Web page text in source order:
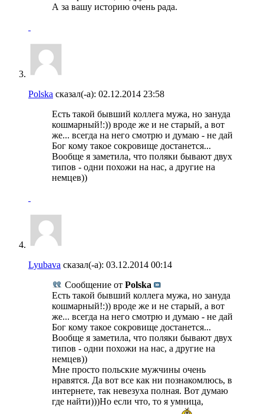
А за вашу историю очень рада.
Polska сказал(-а): 02.12.2014 23:58
Есть такой бывший коллега мужа, но зануда
кошмарный!:)) вроде же и не старый, а вот
же... всегда на него смотрю и думаю - не дай
Бог кому такое сокровище достанется...
Вообще я заметила, что поляки бывают двух
типов - одни похожи на нас, а другие на
немцев))
Lyubava сказал(-а): 03.12.2014 00:14
Сообщение от Polska
Есть такой бывший коллега мужа, но зануда
кошмарный!:)) вроде же и не старый, а вот
же... всегда на него смотрю и думаю - не дай
Бог кому такое сокровище достанется...
Вообще я заметила, что поляки бывают двух
типов - одни похожи на нас, а другие на
немцев))
Мне просто польские мужчины очень
нравятся. Да вот все как ни познакомлюсь, в
интернете, так невезуха полная. Вот думаю
где найти)))Но если что, то я умница,